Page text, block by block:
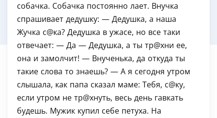
собачка. Собачка постоянно лает. Внучка
спрашивает дедушку: — Дедушка, а наша
Жучка с@ка? Дедушка в ужасе, но все таки
отвечает: — Да — Дедушка, а ты тр@хни ее,
она и замолчит! — Внученька, да откуда ты
такие слова то знаешь? — А я сегодня утром
слышала, как папа сказал маме: Тебя, с@ку,
если утром не тр@хнуть, весь день гавкать
будешь. Мужик купил себе петуха. На